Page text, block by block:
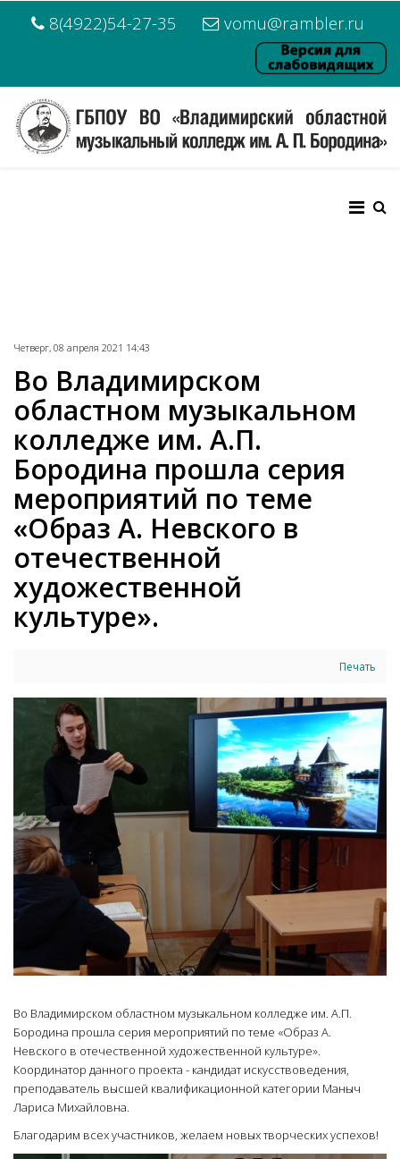
8(4922)54-27-35 vomu@rambler.ru
Четверг, 08 апреля 2021 14:43
Во Владимирском
областном музыкальном
колледже им. А.П.
Бородина прошла серия
мероприятий по теме
«Образ А. Невского в
отечественной
художественной
культуре».
Печать
Во Владимирском областном музыкальном колледже им. А.П.
Бородина прошла серия мероприятий по теме «Образ А.
Невского в отечественной художественной культуре».
Координатор данного проекта - кандидат искусствоведения,
преподаватель высшей квалификационной категории Маныч
Лариса Михайловна.
Благодарим всех участников, желаем новых творческих успехов!